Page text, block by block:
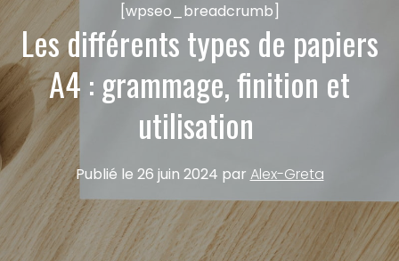
[wpseo_breadcrumb]
Les différents types de papiers
A4 : grammage, finition et
utilisation
Publié le 26 juin 2024 par Alex-Greta